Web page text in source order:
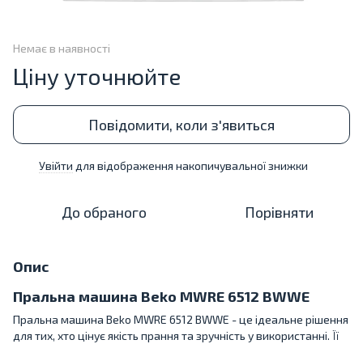
Немає в наявності
Ціну уточнюйте
Повідомити, коли з'явиться
Увійти для відображення накопичувальної знижки
До обраного Порівняти
Опис
Пральна машина Beko MWRE 6512 BWWE
Пральна машина Beko MWRE 6512 BWWE - це ідеальне рішення
для тих, хто цінує якість прання та зручність у використанні. Її